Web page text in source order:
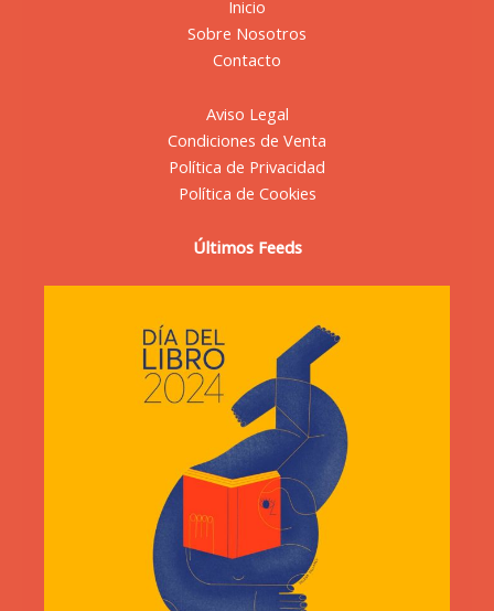
Inicio
Sobre Nosotros
Contacto
Aviso Legal
Condiciones de Venta
Política de Privacidad
Política de Cookies
Últimos Feeds